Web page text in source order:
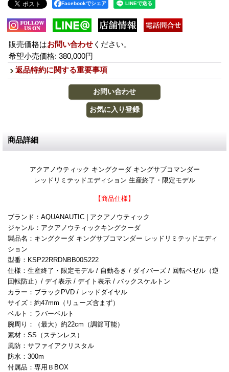
Facebookでシェア
販売価格はお問い合わせ ください。
希望小売価格: 380,000円
返品特約に関する重要事項
商品詳細
アクアノウティック キングクーダ キングサブコマンダー
レッドリミテッドエディション 生産終了・限定モデル
【商品仕様】
ブランド：AQUANAUTIC | アクアノウティック
ジャンル：アクアノウティックキングクーダ
製品名：キングクーダ キングサブコマンダー レッドリミテッドエディ
ション
型番：KSP22RRDNBB00S222
仕様：生産終了・限定モデル / 自動巻き / ダイバーズ / 回転ベゼル（逆
回転防止）/ デイ表示 / デイト表示 / バックスケルトン
カラー：ブラックPVD / レッドダイヤル
サイズ：約47mm（リューズ含まず）
ベルト：ラバーベルト
腕周り：（最大）約22cm（調節可能）
素材：SS（ステンレス）
風防：サファイアクリスタル
防水：300m
付属品：専用ＢBOX